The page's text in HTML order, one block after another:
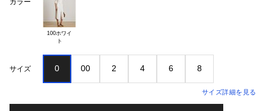
100ホワイ
サイズ 0 00 2 4 6 8
サイズ詳細を見る